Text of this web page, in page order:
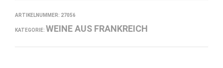
ARTIKELNUMMER: 27056
KATEGORIE: WEINE AUS FRANKREICH